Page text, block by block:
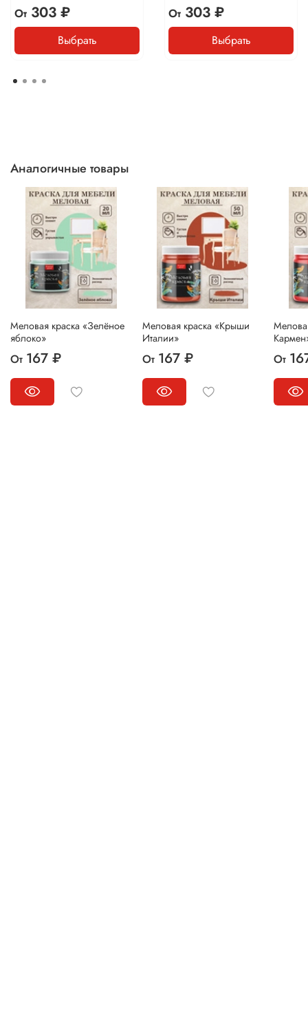
От303 ₽
Выбрать
От303 ₽
Выбрать
Аналогичные товары
Меловая краска «Зелёное
яблоко»
От 167 ₽
Меловая краска «Крыши
Италии»
От 167 ₽ От